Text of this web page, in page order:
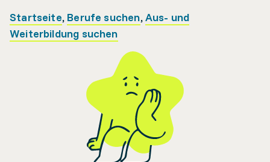
Startseite, Berufe suchen,Aus- und
Weiterbildung suchen